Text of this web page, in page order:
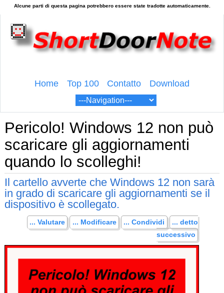
Home Top 100 Contatto Download
Pericolo! Windows 12 non può
scaricare gli aggiornamenti
quando lo scolleghi!
Il cartello avverte che Windows 12 non sarà
in grado di scaricare gli aggiornamenti se il
dispositivo è scollegato.
... Valutare ... Modificare ... Condividi
... detto
successivo